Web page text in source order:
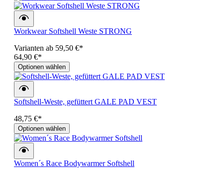
Workwear Softshell Weste STRONG
Varianten ab 59,50 €*
64,90 €*
Optionen wählen
Softshell-Weste, gefüttert GALE PAD VEST
48,75 €*
Optionen wählen
Women´s Race Bodywarmer Softshell